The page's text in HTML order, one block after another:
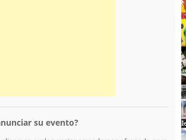
su evento?